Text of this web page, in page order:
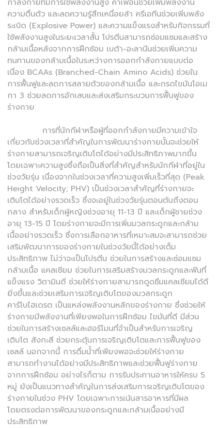
ความตื่นตัว และลดความรู้สึกเหนื่อยล้า ครีเอทีนช่วยเพิ่มพลัง
ระเบิด (Explosive Power) และความแข็งแรงสำหรับกิจกรรมที่
ใช้พลังงานสูงในระยะเวลาสั้น โปรตีนสามารถซ่อมแซมและสร้าง
กล้ามเนื้อหลังจากการฝึกซ้อม เบต้า-อะลานีนช่วยเพิ่มความ
ทนทานของกล้ามเนื้อในระหว่างการออกกำลังกายแบบต่อ
เนื่อง BCAAs (Branched-Chain Amino Acids) ช่วยใน
การฟื้นฟูและลดการสลายตัวของกล้ามเนื้อ และกรดไขมันโอเม
กา 3 ช่วยลดการอักเสบและส่งเสริมกระบวนการฟื้นฟูของ
ร่างกาย
การที่นักกีฬาหรือผู้ที่ออกกำลังกายมีความเข้าใจ
เกี่ยวกับช่วงเวลาที่สำคัญในการพัฒนาร่างกายนั้นจะช่วยให้
ร่างกายสามารถเจริญเติบโตได้อย่างมีประสิทธิภาพมากขึ้น
โดยเฉพาะความสูงซึ่งถือเป็นสิ่งที่สำคัญสำหรับนักกีฬาที่อยู่ใน
ช่วงวัยรุ่น เนื่องจากในช่วงเวลาที่ความสูงเพิ่มเร็วที่สุด (Peak
Height Velocity; PHV) เป็นช่วงเวลาสำคัญที่ร่างกายจะ
เติบโตได้อย่างรวดเร็ว ซึ่งจะอยู่ในช่วงวัยรุ่นตอนต้นถึงตอน
กลาง สำหรับเด็กผู้หญิงช่วงอายุ 11-13 ปี และเด็กผู้ชายช่วง
อายุ 13-15 ปี โดยร่างกายจะมีการเพิ่มมวลกระดูกและกล้าม
เนื้ออย่างรวดเร็ว ซึ่งการเลือกอาหารที่เหมาะสมจะสามารถช่วย
เสริมพัฒนาการของร่างกายในช่วงวัยนี้ได้อย่างเต็ม
ประสิทธิภาพ ไม่ว่าจะเป็นโปรตีน ช่วยในการสร้างและซ่อมแซม
กล้ามเนื้อ แคลเซียม ช่วยในการเสริมสร้างมวลกระดูกและฟันที่
แข็งแรง วิตามินดี ช่วยให้ร่างกายสามารถดูดซึมแคลเซียมได้ดี
ยิ่งขึ้นและช่วยเสริมการเจริญเติบโตของมวลกระดูก
คาร์โบไฮเดรต เป็นแหล่งพลังงานหลักของร่างกาย ซึ่งช่วยให้
ร่างกายมีพลังงานที่เพียงพอในการฝึกซ้อม ไขมันที่ดี มีส่วน
ช่วยในการสร้างเซลล์และฮอร์โมนที่จำเป็นสำหรับการเจริญ
เติบโต สังกะสี ช่วยกระตุ้นการเจริญเติบโตและการฟื้นฟูของ
เซลล์ นอกจากนี้ การดื่มน้ำที่เพียงพอจะช่วยให้ร่างกาย
สามารถทำงานได้อย่างมีประสิทธิภาพและช่วยฟื้นฟูร่างกาย
จากการฝึกซ้อม อย่างไรก็ตาม การรับประทานอาหารให้ครบ 5
หมู่ ยังเป็นแนวทางสำคัญในการส่งเสริมการเจริญเติบโตของ
ร่างกายในช่วง PHV โดยเฉพาะการเน้นสารอาหารที่มีผล
โดยตรงต่อการพัฒนาของกระดูกและกล้ามเนื้ออย่างมี
ประสิทธิภาพ